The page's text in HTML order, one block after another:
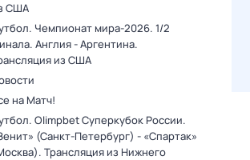
США
Чемпионат мира-2026. 1/2
Англия - Аргентина.
из США
на Матч!
Olimpbet Суперкубок России.
(Санкт-Петербург) - «Спартак»
Трансляция из Нижнего